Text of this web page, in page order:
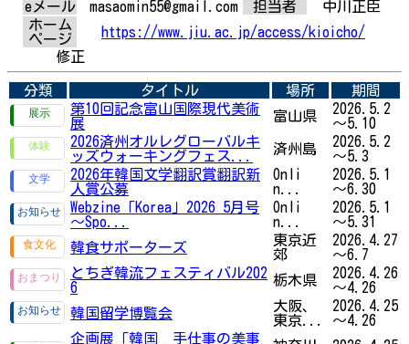
eメール
masaomin55@gmail.com 担当者
中川正臣
ホーム
ページ
https://www.jiu.ac.jp/access/kioicho/
修正
分類 タイトル 場所
期間
第10回記念富山国際現代美術
展
富山県
2026.5.2
～5.10
2026済州オルレグローバルキ
ッズウォーキングフェス...
済州島
2026.5.2
～5.3
2026年韓国文学翻訳賞翻訳新
人賞公募
Onli
n...
2026.5.1
～6.30
Webzine「Korea」2026 5月号
～Spo...
Onli
n...
2026.5.1
～5.31
韓食サポーターズ
東京近
郊
2026.4.27
～6.7
とちぎ韓流フェスティバル202
6
栃木県
2026.4.26
～4.26
韓国留学博覧会
大阪、
東京...
2026.4.25
～4.26
企画展「韓国 手仕事の美事